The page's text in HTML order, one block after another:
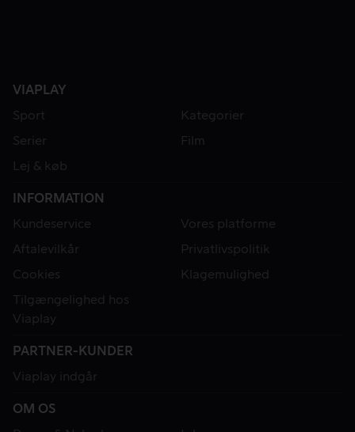
VIAPLAY
Sport
Kategorier
Serier
Film
Lej & køb
INFORMATION
Kundeservice
Vores platforme
Aftalevilkår
Privatlivspolitik
Cookies
Klagemulighed
Tilgængelighed hos
Viaplay
PARTNER-KUNDER
Viaplay indgår
OM OS